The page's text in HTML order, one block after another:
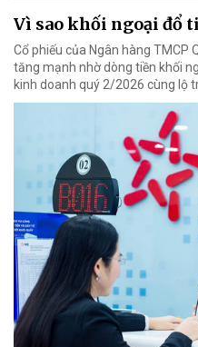
Vì sao khối ngoại đổ
Cổ phiếu của Ngân hàng TMCP
tăng mạnh nhờ dòng tiền khối
kinh doanh quý 2/2026 cùng lộ